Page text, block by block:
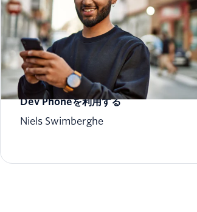
SMS/ボイスアプリの動作確認にTwilio
Dev Phoneを利用する
Niels Swimberghe